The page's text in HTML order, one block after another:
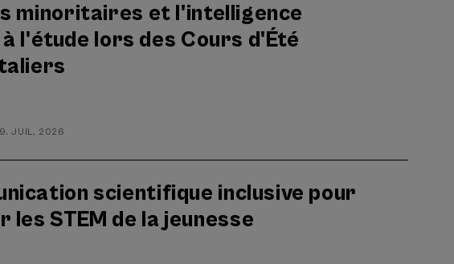
minoritaires et l'intelligence
l'étude lors des Cours d'Été
JUIL, 2026
scientifique inclusive pour
STEM de la jeunesse